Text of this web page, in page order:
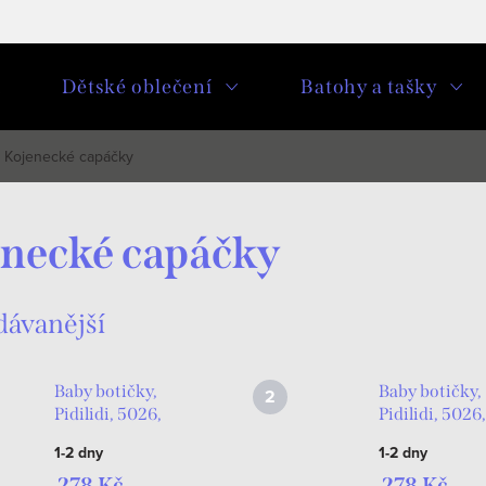
Dětské oblečení Batohy a tašky
Kojenecké capáčky
capáčky
Baby botičky,
Pidilidi, 5026,
1-2 dny
Baby botičky,
Pidilidi, 5026,
1-2 dny